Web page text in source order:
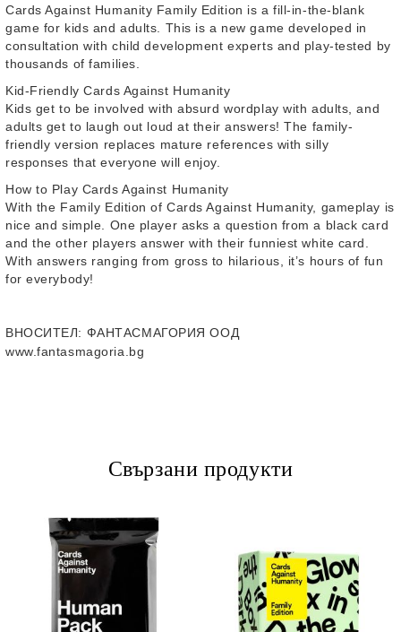
Cards Against Humanity Family Edition is a fill-in-the-blank
game for kids and adults. This is a new game developed in
consultation with child development experts and play-tested by
thousands of families.
Kid-Friendly Cards Against Humanity
Kids get to be involved with absurd wordplay with adults, and
adults get to laugh out loud at their answers! The family-
friendly version replaces mature references with silly
responses that everyone will enjoy.
How to Play Cards Against Humanity
With the Family Edition of Cards Against Humanity, gameplay is
nice and simple. One player asks a question from a black card
and the other players answer with their funniest white card.
With answers ranging from gross to hilarious, it’s hours of fun
for everybody!
ВНОСИТЕЛ: ФАНТАСМАГОРИЯ ООД
www.fantasmagoria.bg
Свързани продукти